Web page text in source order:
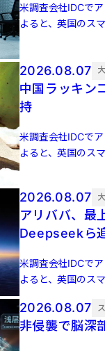
米調査会社IDCで
よると、英国のス
増 […]
2026.08.07
中国ラッキン
持
米調査会社IDCで
よると、英国のス
増 […]
2026.08.07
アリババ、最
Deepseekら
米調査会社IDCで
よると、英国のス
増 […]
2026.08.07
非侵襲で脳深